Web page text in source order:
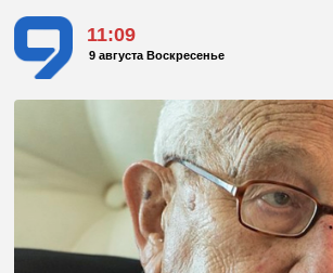
11:09
9 августа Воскресенье